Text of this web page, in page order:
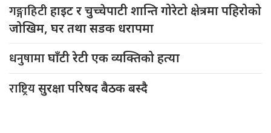
गङ्गाहिटीहाइट र चुच्चेपाटी शान्ति गोरेटो क्षेत्रमा पहिरोको
जोखिम, घर तथा सडक धरापमा
धनुषामाघाँटी रेटी एक व्यक्तिको हत्या
राष्ट्रियसुरक्षा परिषद बैठक बस्दै